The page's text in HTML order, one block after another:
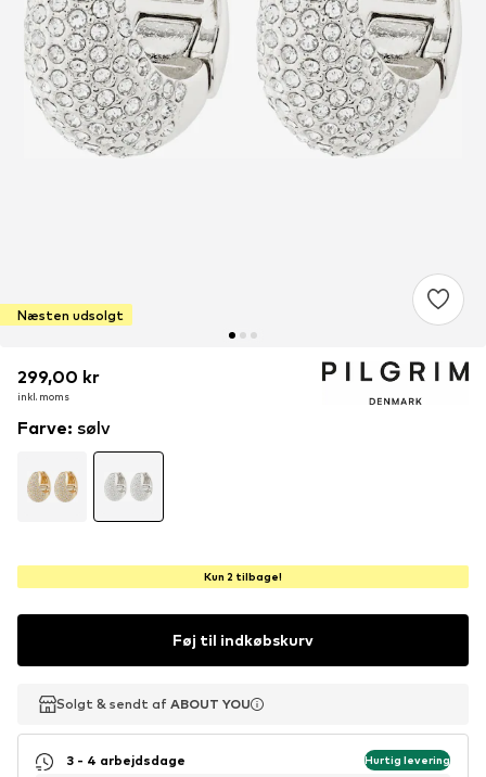
Næsten udsolgt
299,00 kr
inkl. moms
299,00 kr
inkl. moms
299,00 kr
inkl. moms
Farve: sølv
Kun 2 tilbage!
Føj til indkøbskurv
Solgt & sendt af ABOUT YOU
Solgt & sendt af ABOUT YOU
3 - 4 arbejdsdage Hurtig levering